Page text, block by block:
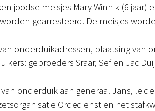
joodse meisjes Mary Winnik (6 jaar)
worden gearresteerd. De meisjes
onderduikadressen, plaatsing van
gebroeders Sraar, Sef en Jac
van onderduik aan generaal Jans,
Ordedienst en het